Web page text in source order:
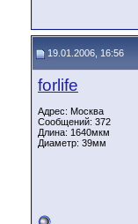
19.01.2006, 16:56
forlife
Адрес: Москва
Сообщений: 372
Длина: 1640мкм
Диаметр: 39мм